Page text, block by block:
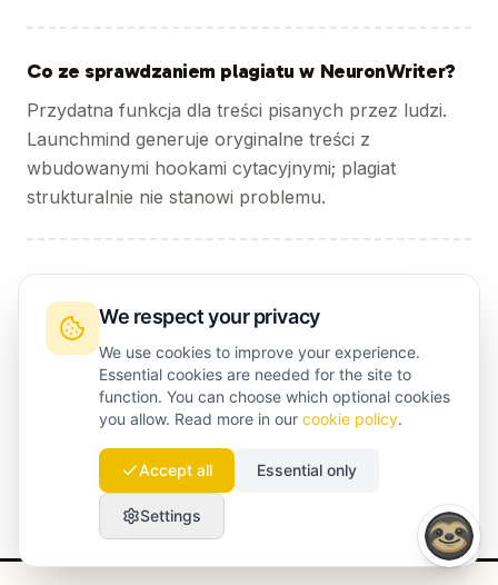
Co ze sprawdzaniem plagiatu w NeuronWriter?
Przydatna funkcja dla treści pisanych przez ludzi.
Launchmind generuje oryginalne treści z
wbudowanymi hookami cytacyjnymi; plagiat
strukturalnie nie stanowi problemu.
Jaka jest polityka anulowania?
Rozliczenie miesięczne, anulowanie w dowolnym
momencie. Płacisz jednorazową opłatę
konfiguracyjną; pierwszy artykuł jest online w 48
We respect your privacy
We use cookies to improve your experience.
Essential cookies are needed for the site to
function. You can choose which optional cookies
you allow. Read more in our cookie policy.
Accept all Essential only
Settings